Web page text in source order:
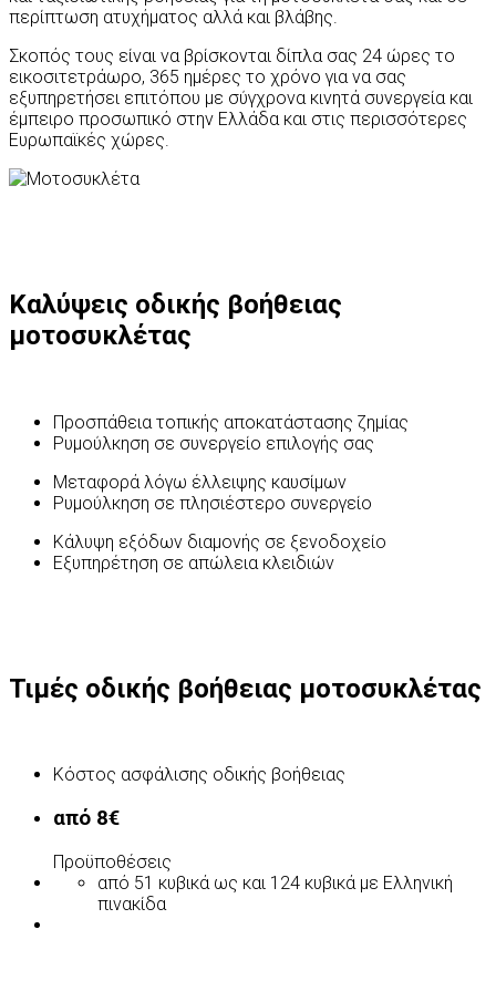
περίπτωση ατυχήματος αλλά και βλάβης.
Σκοπός τους είναι να βρίσκονται δίπλα σας 24 ώρες το
εικοσιτετράωρο, 365 ημέρες το χρόνο για να σας
εξυπηρετήσει επιτόπου με σύγχρονα κινητά συνεργεία και
έμπειρο προσωπικό στην Ελλάδα και στις περισσότερες
Ευρωπαϊκές χώρες.
Καλύψεις οδικής βοήθειας
μοτοσυκλέτας
Προσπάθεια τοπικής αποκατάστασης ζημίας
Ρυμούλκηση σε συνεργείο επιλογής σας
Μεταφορά λόγω έλλειψης καυσίμων
Ρυμούλκηση σε πλησιέστερο συνεργείο
Κάλυψη εξόδων διαμονής σε ξενοδοχείο
Εξυπηρέτηση σε απώλεια κλειδιών
Τιμές οδικής βοήθειας μοτοσυκλέτας
Κόστος ασφάλισης οδικής βοήθειας
από 8€
Προϋποθέσεις
από 51 κυβικά ως και 124 κυβικά με Ελληνική
πινακίδα